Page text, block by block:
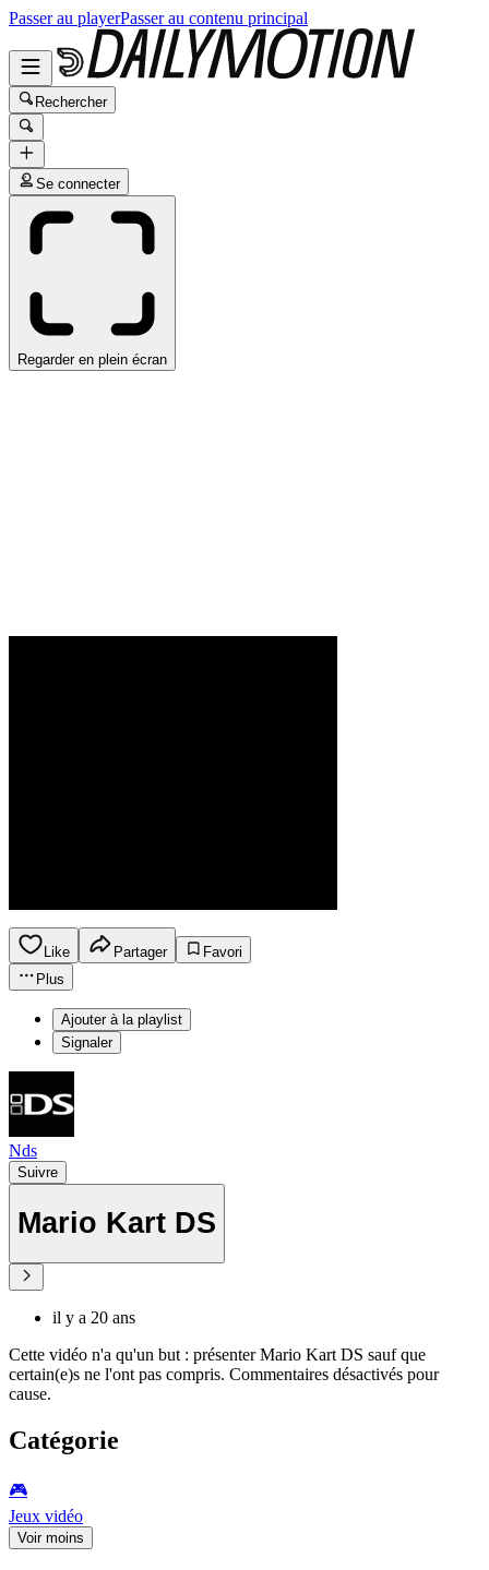
Passer au playerPasser au contenu principal
Rechercher
Se connecter
Regarder en plein écran
Like Partager
Favori
Plus
Ajouter à la playlist
Signaler
Nds
Suivre
Mario Kart DS
il y a 20 ans
Cette vidéo n'a qu'un but : présenter Mario Kart DS sauf que
certain(e)s ne l'ont pas compris. Commentaires désactivés pour
cause.
Catégorie
🎮️
Jeux vidéo
Voir moins